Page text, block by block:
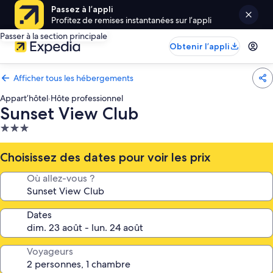
Passez à l’appli
Profitez de remises instantanées sur l’appli
Passer à la section principale
Obtenir l’appli
Afficher tous les hébergements
Appart’hôtel·Hôte professionnel
Sunset View Club
Hébergement
3.0 étoiles
Choisissez des dates pour voir les prix
Où allez-vous ?
Dates
Voyageurs